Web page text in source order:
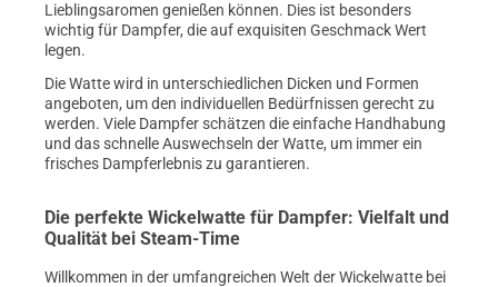
Lieblingsaromen genießen können. Dies ist besonders
wichtig für Dampfer, die auf exquisiten Geschmack Wert
legen.
Die Watte wird in unterschiedlichen Dicken und Formen
angeboten, um den individuellen Bedürfnissen gerecht zu
werden. Viele Dampfer schätzen die einfache Handhabung
und das schnelle Auswechseln der Watte, um immer ein
frisches Dampferlebnis zu garantieren.
Die perfekte Wickelwatte für Dampfer: Vielfalt und
Qualität bei Steam-Time
Willkommen in der umfangreichen Welt der Wickelwatte bei